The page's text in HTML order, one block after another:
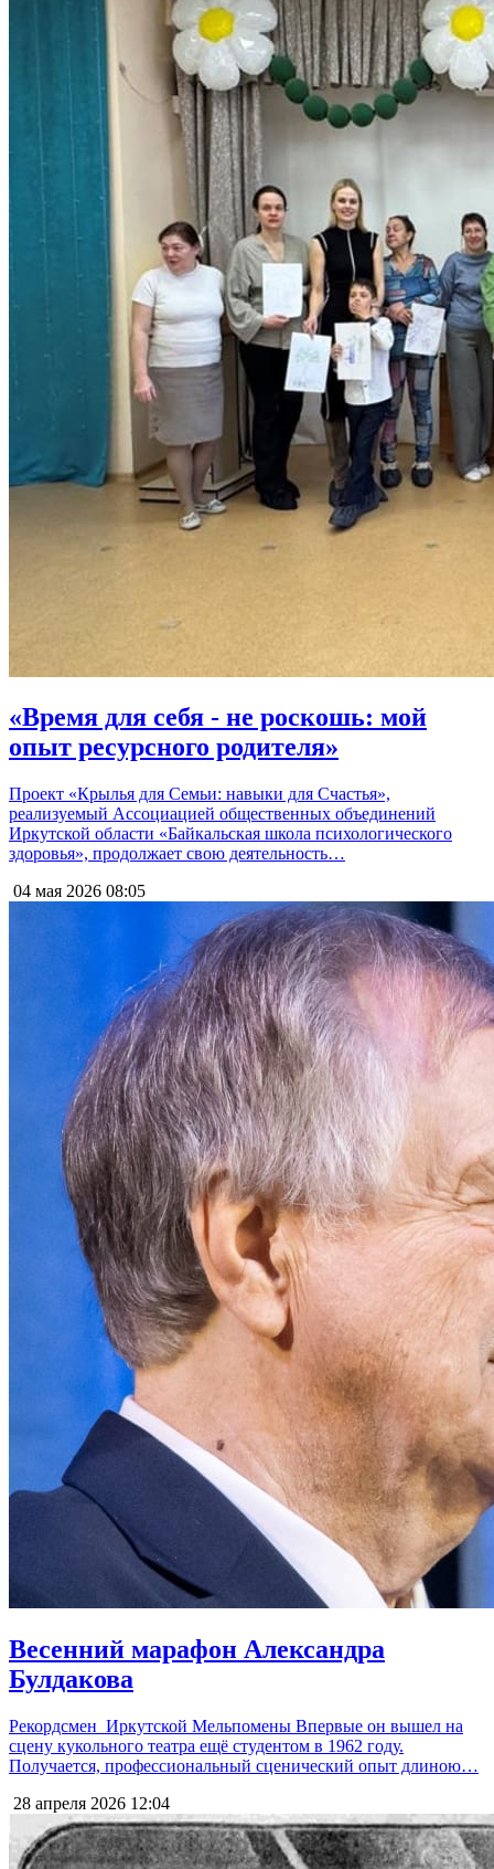
«Время для себя - не роскошь: мой
опыт ресурсного родителя»
Проект «Крылья для Семьи: навыки для Счастья»,
реализуемый Ассоциацией общественных объединений
Иркутской области «Байкальская школа психологического
здоровья», продолжает свою деятельность…
04 мая 2026 08:05
Весенний марафон Александра
Булдакова
Рекордсмен Иркутской Мельпомены Впервые он вышел на
сцену кукольного театра ещё студентом в 1962 году.
Получается, профессиональный сценический опыт длиною…
28 апреля 2026 12:04